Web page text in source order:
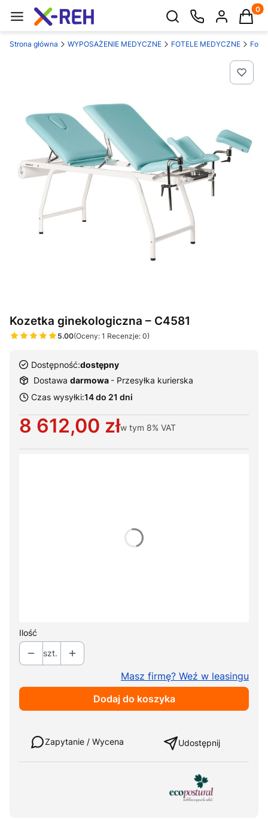
Otwórz wyszukiwarkę
Strona główna WYPOSAŻENIE MEDYCZNE FOTELE MEDYCZNE
Kozetka ginekologiczna – C4581
5.00(Oceny: 1 Recenzje: 0)
Dostępność:dostępny
Dostawa darmowa - Przesyłka kurierska
Czas wysyłki:14 do 21 dni
Cena
8 612,00 złw tym 8% VAT
Ilość
szt.
Masz firmę? Weź w leasingu
Dodaj do koszyka
Zapytanie / Wycena Udostępnij